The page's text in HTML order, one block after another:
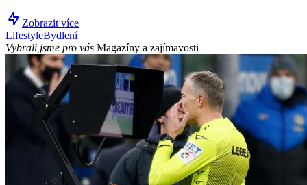
Zobrazit více
LifestyleBydlení
Vybrali jsme pro vás Magazíny a zajímavosti